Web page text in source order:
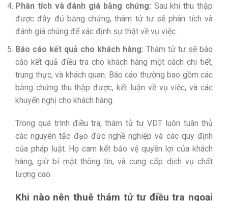
Phân tích và đánh giá bằng chứng: Sau khi thu thập
được đầy đủ bằng chứng, thám tử tư sẽ phân tích và
đánh giá chúng để xác định sự thật về vụ việc.
Báo cáo kết quả cho khách hàng: Thám tử tư sẽ báo
cáo kết quả điều tra cho khách hàng một cách chi tiết,
trung thực, và khách quan. Báo cáo thường bao gồm các
bằng chứng thu thập được, kết luận về vụ việc, và các
khuyến nghị cho khách hàng.
Trong quá trình điều tra, thám tử tư VDT luôn tuân thủ
các nguyên tắc đạo đức nghề nghiệp và các quy định
của pháp luật. Họ cam kết bảo vệ quyền lợi của khách
hàng, giữ bí mật thông tin, và cung cấp dịch vụ chất
lượng cao.
Khi nào nên thuê thám tử tư điều tra ngoại